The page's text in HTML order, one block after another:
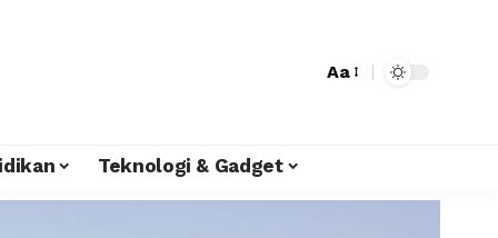
Aa
Teknologi & Gadget